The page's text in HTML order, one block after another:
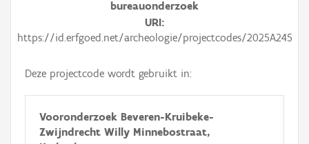
bureauonderzoek
URI
https://id.erfgoed.net/archeologie/projectcodes/2025A245
Deze projectcode wordt gebruikt in:
Vooronderzoek Beveren-Kruibeke-
Zwijndrecht Willy Minnebostraat,